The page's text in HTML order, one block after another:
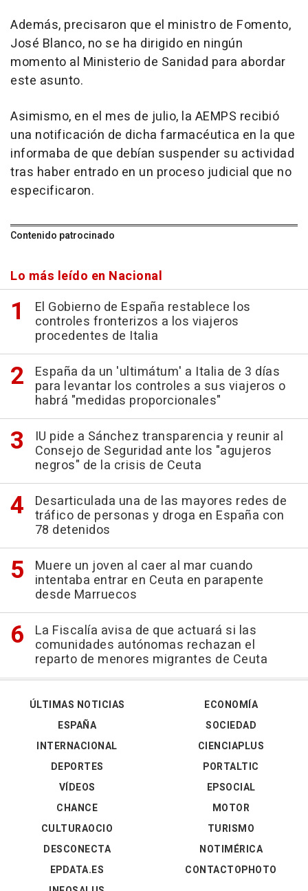
Además, precisaron que el ministro de Fomento,
José Blanco, no se ha dirigido en ningún
momento al Ministerio de Sanidad para abordar
este asunto.
Asimismo, en el mes de julio, la AEMPS recibió
una notificación de dicha farmacéutica en la que
informaba de que debían suspender su actividad
tras haber entrado en un proceso judicial que no
especificaron.
Contenido patrocinado
Lo más leído en Nacional
El Gobierno de España restablece los
controles fronterizos a los viajeros
procedentes de Italia
España da un 'ultimátum' a Italia de 3 días
para levantar los controles a sus viajeros o
habrá "medidas proporcionales"
IU pide a Sánchez transparencia y reunir al
Consejo de Seguridad ante los "agujeros
negros" de la crisis de Ceuta
Desarticulada una de las mayores redes de
tráfico de personas y droga en España con
78 detenidos
Muere un joven al caer al mar cuando
intentaba entrar en Ceuta en parapente
desde Marruecos
La Fiscalía avisa de que actuará si las
comunidades autónomas rechazan el
reparto de menores migrantes de Ceuta
ÚLTIMAS NOTICIAS
ESPAÑA
INTERNACIONAL
DEPORTES
VÍDEOS
ECONOMÍA
SOCIEDAD
CIENCIAPLUS
PORTALTIC
EPSOCIAL
CHANCE
CULTURAOCIO
DESCONECTA
EPDATA.ES
MOTOR
TURISMO
NOTIMÉRICA
CONTACTOPHOTO